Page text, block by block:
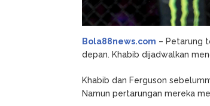
Bola88news.com – Petarung
depan. Khabib dijadwalkan
Khabib dan Ferguson
Namun pertarungan mereka